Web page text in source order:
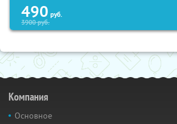
490 руб.
3900руб.
Компания
Основное